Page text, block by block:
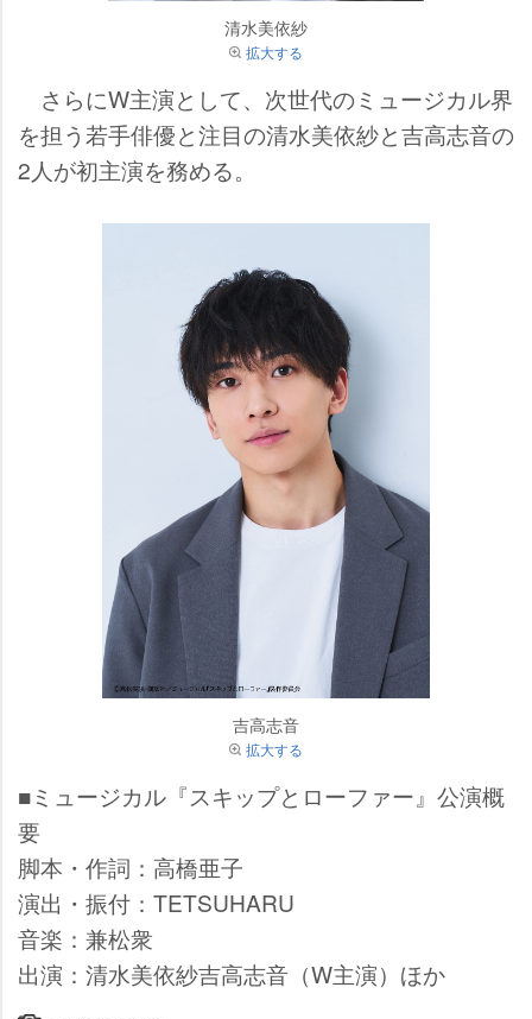
清水美依紗
拡大する
さらにW主演として、次世代のミュージカル界
を担う若手俳優と注目の清水美依紗と吉高志音の
2人が初主演を務める。
吉高志音
拡大する
■ミュージカル『スキップとローファー』公演概
要
脚本・作詞：高橋亜子
演出・振付：TETSUHARU
音楽：兼松衆
出演：清水美依紗吉高志音（W主演）ほか